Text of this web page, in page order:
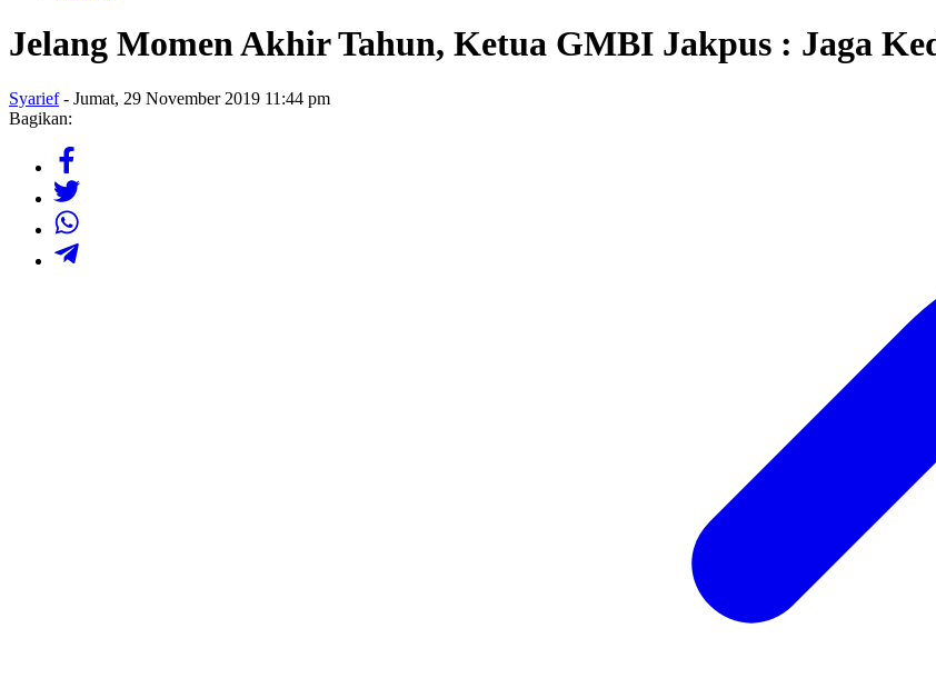
Jelang Momen Akhir Tahun, Ketua GMBI Jakpus : Jaga
Syarief- Jumat, 29 November 2019 11:44 pm
Bagikan: